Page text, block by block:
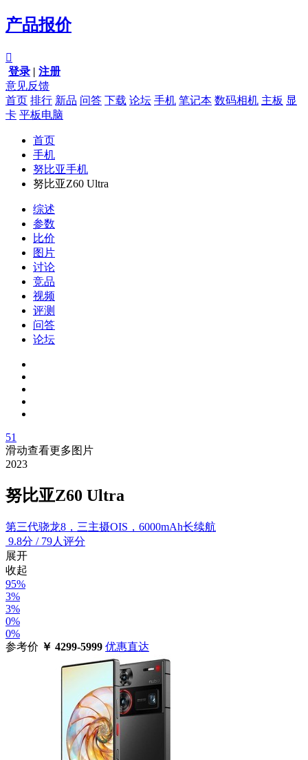
产品报价

登录 | 注册
意见反馈
首页 排行 新品 问答 下载 论坛 手机 笔记本 数码相机 主板 显
卡 平板电脑
首页
手机
努比亚手机
努比亚Z60 Ultra
综述
参数
比价
图片
讨论
竞品
视频
评测
问答
论坛
51
滑动查看更多图片
2023
努比亚Z60 Ultra
第三代骁龙8，三主摄OIS，6000mAh长续航
9.8分 / 79人评分
展开
收起
95%
3%
3%
0%
0%
参考价 ￥ 4299-5999 优惠直达